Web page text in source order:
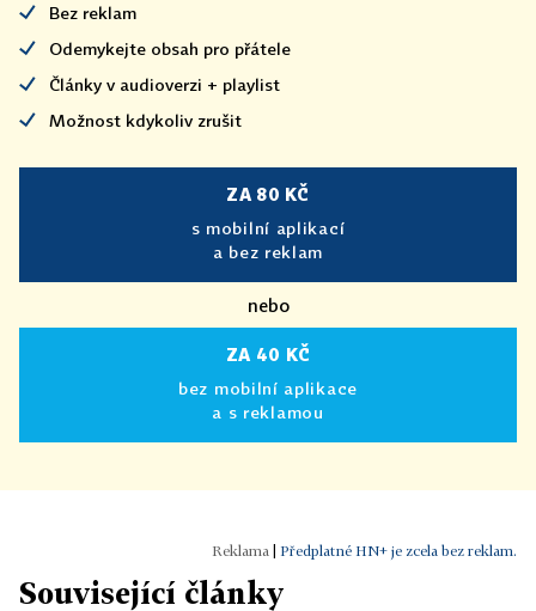
Bez reklam
Odemykejte obsah pro přátele
Články v audioverzi + playlist
Možnost kdykoliv zrušit
ZA 80 KČ
s mobilní aplikací
a bez reklam
nebo
ZA 40 KČ
bez mobilní aplikace
a s reklamou
Předplatné HN+ je zcela bez reklam.
Související články